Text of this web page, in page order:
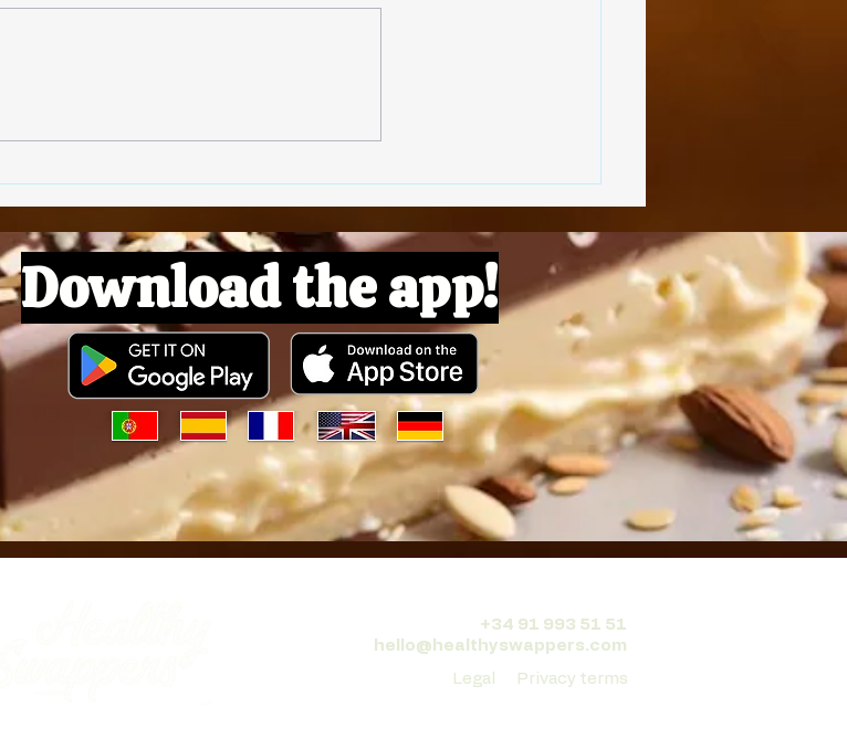
Download the app!
+34 91 993 51 51
hello@healthyswappers.com
Legal
Privacy terms